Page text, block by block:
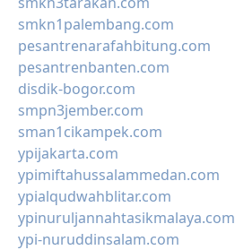
smkn1palembang.com
pesantrenarafahbitung.com
pesantrenbanten.com
disdik-bogor.com
smpn3jember.com
sman1cikampek.com
ypijakarta.com
ypimiftahussalammedan.com
ypialqudwahblitar.com
ypinuruljannahtasikmalaya.com
ypi-nuruddinsalam.com